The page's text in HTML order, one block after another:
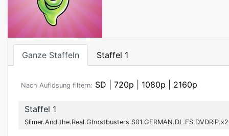
Ganze Staffeln Staffel 1
Nach Auflösung filtern: SD 720p 1080p 2160p
Staffel 1